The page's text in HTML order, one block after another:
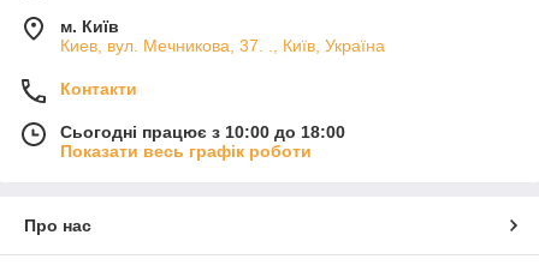
м. Київ
Киев, вул. Мечникова, 37. ., Київ, Україна
Контакти
Сьогодні працює з 10:00 до 18:00
Показати весь графік роботи
Про нас